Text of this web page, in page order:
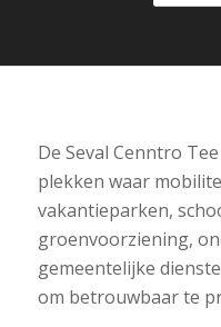
De Seval Cenntro
plekken waar
vakantieparken,
groenvoorziening,
gemeentelijke
om betrouwbaar te